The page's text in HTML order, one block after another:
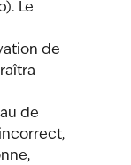
Le
de
de